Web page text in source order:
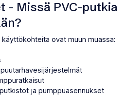
– Missä PVC-putkia
ovat muun muassa:
ja pumppuasennukset